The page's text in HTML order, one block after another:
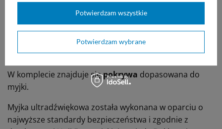
nie zawiera koszaw zestawie - kosz można
dokupić osobnotutaj
W komplecie znajduje się pokrywa dopasowana do
myjki.
Myjka ultradźwiękowa została wykonana w oparciu o
najwyższe standardy bezpieczeństwa i zgodnie z
Potwierdzam wybrane
Potwierdzam wszystkie